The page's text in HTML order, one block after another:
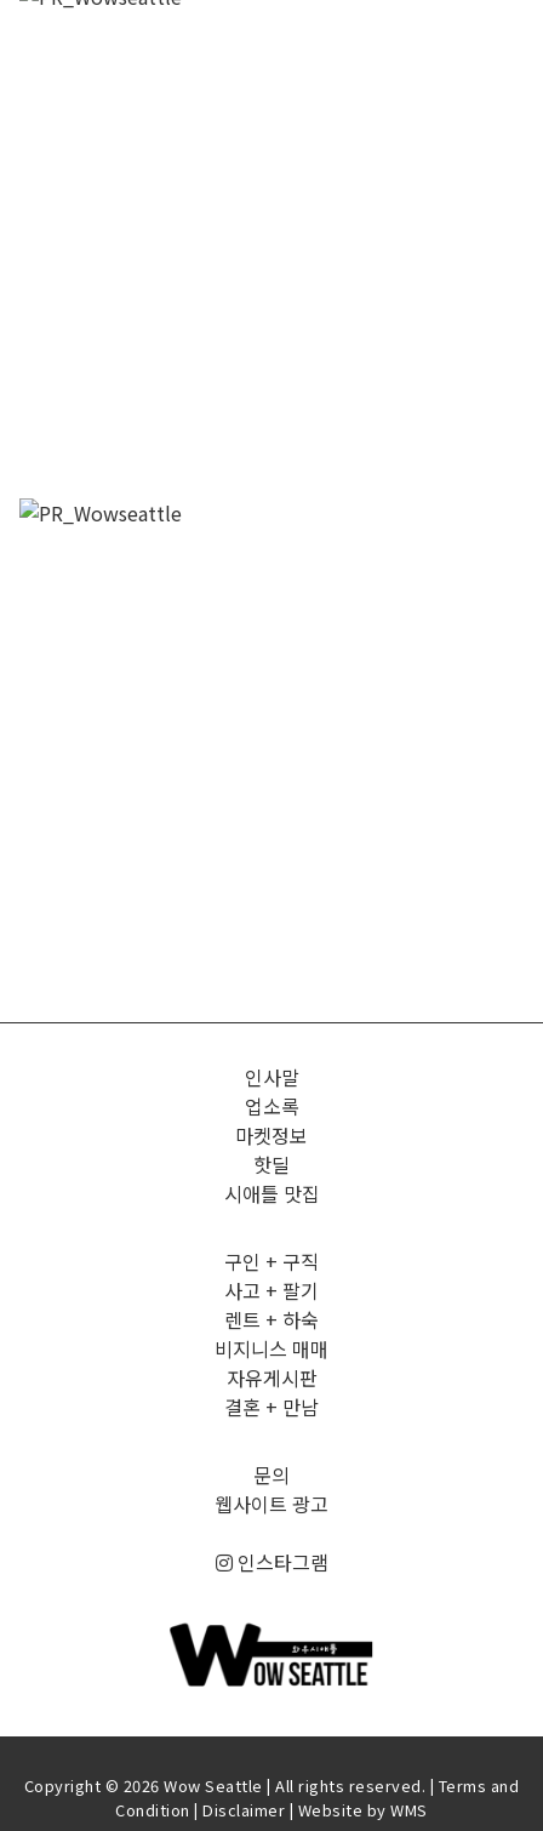
인사말
업소록
마켓정보
핫딜
시애틀 맛집
구인 + 구직
사고 + 팔기
렌트 + 하숙
비지니스 매매
자유게시판
결혼 + 만남
문의
웹사이트 광고
인스타그램
Copyright © 2026 Wow Seattle | All rights reserved. | Terms and
Condition |Disclaimer | Website byWMS